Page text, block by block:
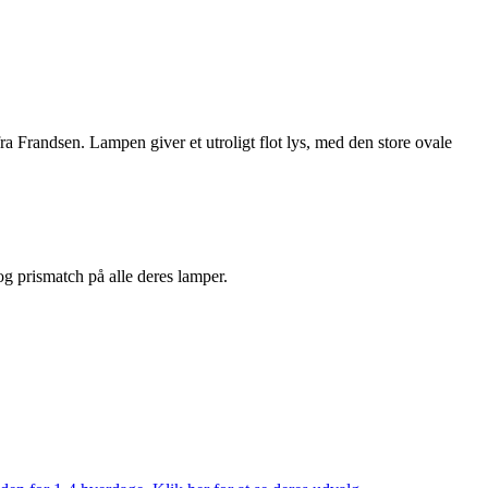
Frandsen. Lampen giver et utroligt flot lys, med den store ovale
prismatch på alle deres lamper.